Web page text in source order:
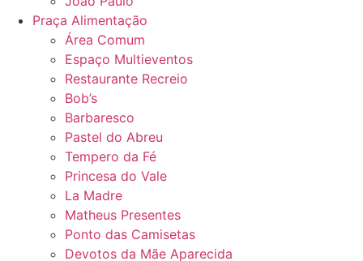
Praça Alimentação
Área Comum
Espaço Multieventos
Restaurante Recreio
Bob’s
Barbaresco
Pastel do Abreu
Tempero da Fé
Princesa do Vale
La Madre
Matheus Presentes
Ponto das Camisetas
Devotos da Mãe Aparecida